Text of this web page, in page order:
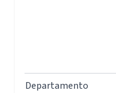
Departamento